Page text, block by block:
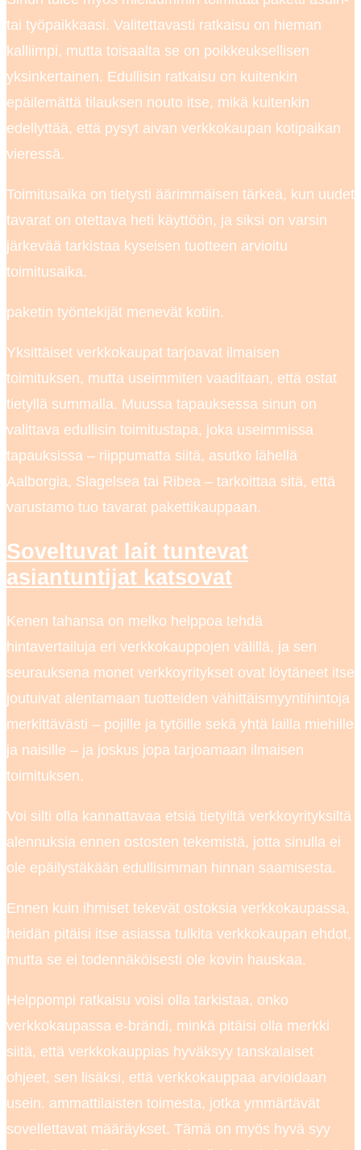
tai työpaikkaasi. Valitettavasti ratkaisu on hieman
kalliimpi, mutta toisaalta se on poikkeuksellisen
yksinkertainen. Edullisin ratkaisu on kuitenkin
epäilemättä tilauksen nouto itse, mikä kuitenkin
edellyttää, että pysyt aivan verkkokaupan kotipaikan
vieressä.
Toimitusaika on tietysti äärimmäisen tärkeä, kun uudet
tavarat on otettava heti käyttöön, ja siksi on varsin
järkevää tarkistaa kyseisen tuotteen arvioitu
toimitusaika.
paketin työntekijät menevät kotiin.
Yksittäiset verkkokaupat tarjoavat ilmaisen
toimituksen, mutta useimmiten vaaditaan, että ostat
tietyllä summalla. Muussa tapauksessa sinun on
valittava edullisin toimitustapa, joka useimmissa
tapauksissa – riippumatta siitä, asutko lähellä
Aalborgia, Slagelsea tai Ribea – tarkoittaa sitä, että
varustamo tuo tavarat pakettikauppaan.
Soveltuvat lait tuntevat
asiantuntijat katsovat
Kenen tahansa on melko helppoa tehdä
hintavertailuja eri verkkokauppojen välillä, ja sen
seurauksena monet verkkoyritykset ovat löytäneet itse
joutuivat alentamaan tuotteiden vähittäismyyntihintoja
merkittävästi – pojille ja tytöille sekä yhtä lailla miehille
ja naisille – ja joskus jopa tarjoamaan ilmaisen
toimituksen.
Voi silti olla kannattavaa etsiä tietyiltä verkkoyrityksiltä
alennuksia ennen ostosten tekemistä, jotta sinulla ei
ole epäilystäkään edullisimman hinnan saamisesta.
Ennen kuin ihmiset tekevät ostoksia verkkokaupassa,
heidän pitäisi itse asiassa tulkita verkkokaupan ehdot,
mutta se ei todennäköisesti ole kovin hauskaa.
Helppompi ratkaisu voisi olla tarkistaa, onko
verkkokaupassa e-brändi, minkä pitäisi olla merkki
siitä, että verkkokauppias hyväksyy tanskalaiset
ohjeet, sen lisäksi, että verkkokauppaa arvioidaan
usein. ammattilaisten toimesta, jotka ymmärtävät
sovellettavat määräykset. Tämä on myös hyvä syy